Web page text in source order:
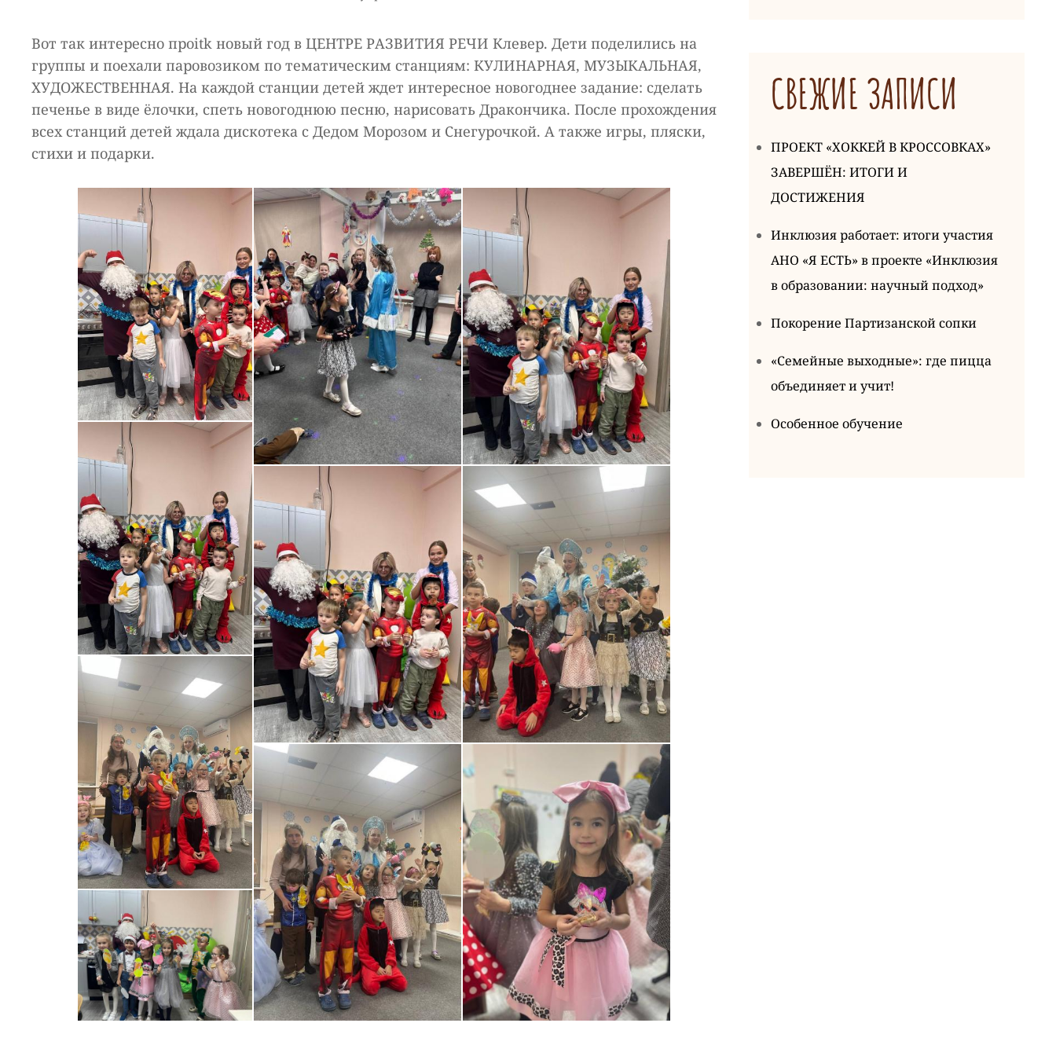
Вот так интересно проitk новый год в ЦЕНТРЕ РАЗВИТИЯ РЕЧИ Клевер. Дети поделились на
группы и поехали паровозиком по тематическим станциям: КУЛИНАРНАЯ, МУЗЫКАЛЬНАЯ,
ХУДОЖЕСТВЕННАЯ. На каждой станции детей ждет интересное новогоднее задание: сделать
печенье в виде ёлочки, спеть новогоднюю песню, нарисовать Дракончика. После прохождения
всех станций детей ждала дискотека с Дедом Морозом и Снегурочкой. А также игры, пляски,
стихи и подарки.
СВЕЖИЕ ЗАПИСИ
ПРОЕКТ «ХОККЕЙ В КРОССОВКАХ»
ЗАВЕРШЁН: ИТОГИ И
ДОСТИЖЕНИЯ
Инклюзия работает: итоги участия
АНО «Я ЕСТЬ» в проекте «Инклюзия
в образовании: научный подход»
Покорение Партизанской сопки
«Семейные выходные»: где пицца
объединяет и учит!
Особенное обучение